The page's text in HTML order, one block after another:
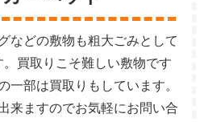
などの敷物も粗大ごみとして
買取りこそ難しい敷物です
一部は買取りもしています。
来ますのでお気軽にお問い合